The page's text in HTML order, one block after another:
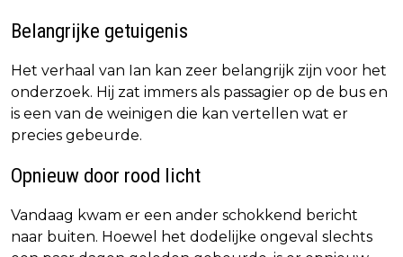
Belangrijke getuigenis
Het verhaal van Ian kan zeer belangrijk zijn voor het
onderzoek. Hij zat immers als passagier op de bus en
is een van de weinigen die kan vertellen wat er
precies gebeurde.
Opnieuw door rood licht
Vandaag kwam er een ander schokkend bericht
naar buiten. Hoewel het dodelijke ongeval slechts